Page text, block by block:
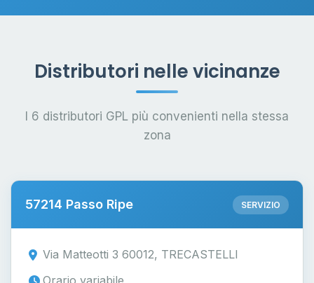
Distributori nelle vicinanze
I 6 distributori GPL più convenienti nella stessa
zona
57214 Passo Ripe SERVIZIO
Via Matteotti 3 60012, TRECASTELLI
Orario variabile